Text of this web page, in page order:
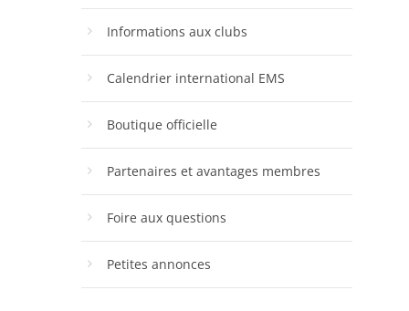
Informations aux clubs
Calendrier international EMS
Boutique officielle
Partenaires et avantages membres
Foire aux questions
Petites annonces